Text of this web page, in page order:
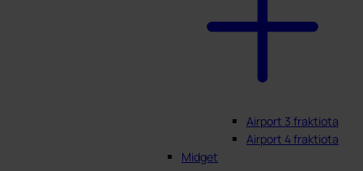
Airport 3 fraktiota
Airport 4 fraktiota
Midget